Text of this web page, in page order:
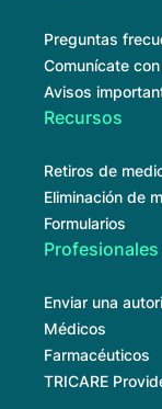
Preguntas
Comunícate
Avisos
Recursos
Retiros de
Eliminación de
Formularios
Enviar una
Médicos
Farmacéuticos
TRICARE